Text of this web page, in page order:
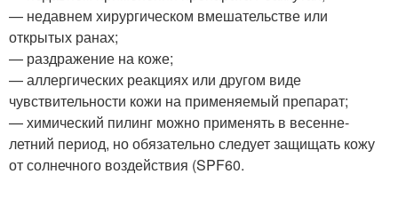
— недавнем хирургическом вмешательстве или
открытых ранах;
— раздражение на коже;
— аллергических реакциях или другом виде
чувствительности кожи на применяемый препарат;
— химический пилинг можно применять в весенне-
летний период, но обязательно следует защищать кожу
от солнечного воздействия (SPF60.